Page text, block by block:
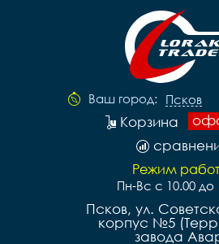
Ваш город: Псков
Корзина
Режим
Пн-Вс с 10.00 до
Псков, ул.
корпус №5
завода